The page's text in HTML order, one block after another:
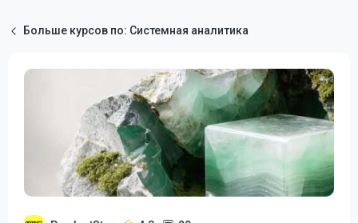
Больше курсов по: Системная аналитика